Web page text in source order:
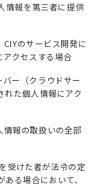
情報を第三者に提供
のサービス開発に
クセスする場合
ー（クラウドサー
れた個人情報にアク
報の取扱いの全部
受けた者が法令の定
る場合において、